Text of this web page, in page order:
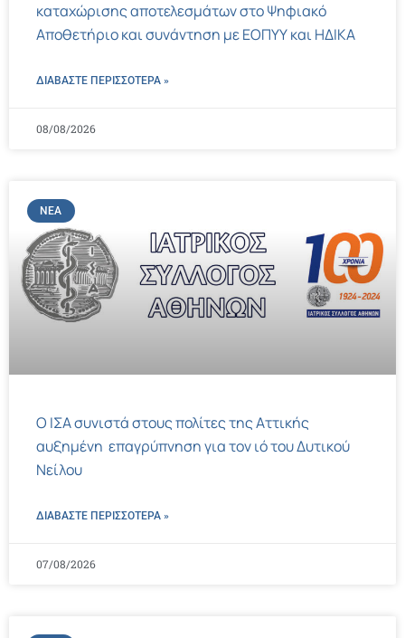
καταχώρισης αποτελεσμάτων στο Ψηφιακό
Αποθετήριο και συνάντηση με ΕΟΠΥΥ και ΗΔΙΚΑ
ΔΙΑΒΑΣΤΕ ΠΕΡΙΣΣΌΤΕΡΑ »
08/08/2026
ΝΈΑ
Ο ΙΣΑ συνιστά στους πολίτες της Αττικής
αυξημένη επαγρύπνηση για τον ιό του Δυτικού
Νείλου
ΔΙΑΒΑΣΤΕ ΠΕΡΙΣΣΌΤΕΡΑ »
07/08/2026